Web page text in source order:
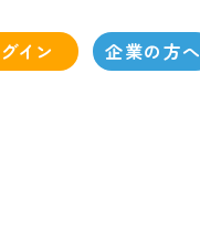
イン 企業の方へ